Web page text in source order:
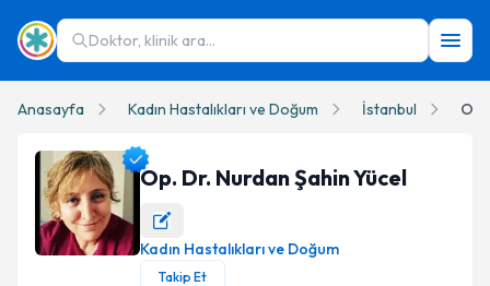
Doktor, klinik ara...
Anasayfa Kadın Hastalıkları ve Doğum İstanbul Op.
Op. Dr. Nurdan Şahin Yücel Profil Fotoğrafı
Op. Dr. Nurdan Şahin Yücel
Kadın Hastalıkları ve Doğum
Takip Et